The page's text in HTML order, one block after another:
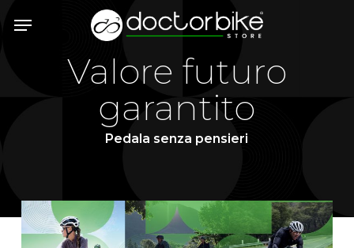
Menu
Valore futuro
garantito
Pedala senza pensieri